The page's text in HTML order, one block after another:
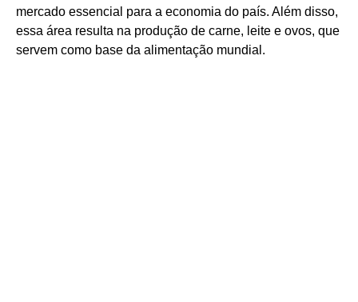
mercado essencial para a economia do país. Além disso,
essa área resulta na produção de carne, leite e ovos, que
servem como base da alimentação mundial.